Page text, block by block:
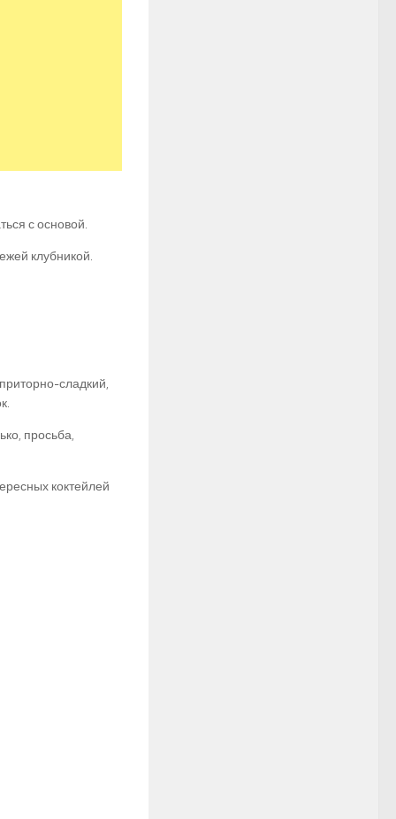
с основой.
клубникой.
сладкий,
просьба,
коктейлей